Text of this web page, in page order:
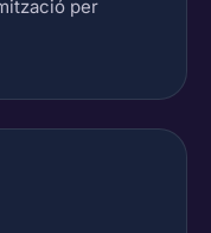
per